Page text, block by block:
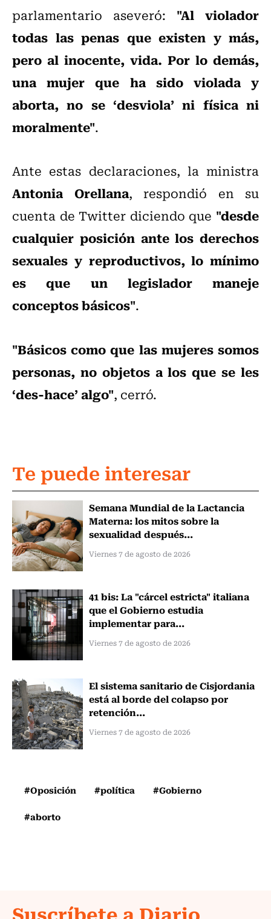
parlamentario aseveró: "Al violador
todas las penas que existen y más,
pero al inocente, vida. Por lo demás,
una mujer que ha sido violada y
aborta, no se ‘desviola’ ni física ni
moralmente".
Ante estas declaraciones, la ministra
Antonia Orellana, respondió en su
cuenta de Twitter diciendo que "desde
cualquier posición ante los derechos
sexuales y reproductivos, lo mínimo
es que un legislador maneje
conceptos básicos".
"Básicos como que las mujeres somos
personas, no objetos a los que se les
‘des-hace’ algo", cerró.
Te puede interesar
Semana Mundial de la Lactancia
Materna: los mitos sobre la
sexualidad después...
Viernes 7 de agosto de 2026
41 bis: La "cárcel estricta" italiana
que el Gobierno estudia
implementar para...
Viernes 7 de agosto de 2026
El sistema sanitario de Cisjordania
está al borde del colapso por
retención...
Viernes 7 de agosto de 2026
#Oposición #política
#Gobierno
#aborto